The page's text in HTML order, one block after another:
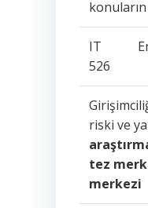
konuların
IT
526
riski ve
tez
merkezi